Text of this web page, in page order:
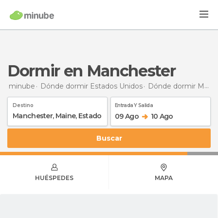
Dormir en Manchester
minube Dónde dormir Estados Unidos Dónde dormir Maine
Destino Entrada Y Salida
09 Ago 10 Ago
Buscar
HUÉSPEDES MAPA